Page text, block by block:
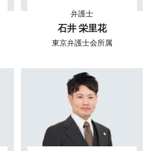
弁護士
石井 栄里花
東京弁護士会所属